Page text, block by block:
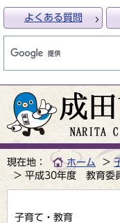
よくある質問
現在地： ホーム
平成30年度 教育委
子育て・教育